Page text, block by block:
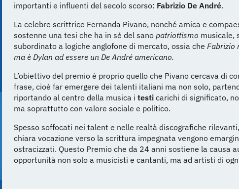
importanti e influenti del secolo scorso: Fabrizio De André.
La celebre scrittrice Fernanda Pivano, nonché amica e
sostenne una tesi che ha in sé del sano patriottismo musicale,
subordinato a logiche anglofone di mercato, ossia che Fabrizio
ma è Dylan ad essere un De André americano.
L’obiettivo del premio è proprio quello che Pivano cercava di
frase, cioè far emergere dei talenti italiani ma non solo,
riportando al centro della musica i testi carichi di significato,
ma soprattutto con valore sociale e politico.
Spesso soffocati nei talent e nelle realtà discografiche
chiara vocazione verso la scrittura impegnata vengono
ostracizzati. Questo Premio che da 24 anni sostiene la causa
opportunità non solo a musicisti e cantanti, ma ad artisti di